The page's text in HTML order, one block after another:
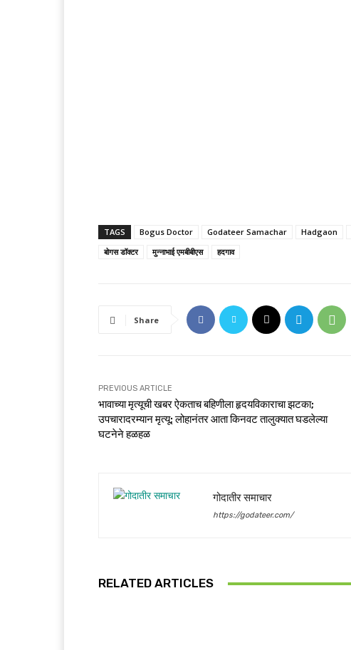
TAGS Bogus Doctor Godateer Samachar Hadgaon
बोगस डॉक्टर
मुन्नाभाई एमबीबीएस हदगाव
Share
PREVIOUS ARTICLE
भावाच्या मृत्यूची खबर ऐकताच बहिणीला हृदयविकाराचा झटका;
उपचारादरम्यान मृत्यू; लोहानंतर आता किनवट तालुक्यात घडलेल्या
घटनेने हळहळ
गोदातीर समाचार
https://godateer.com/
RELATED ARTICLES